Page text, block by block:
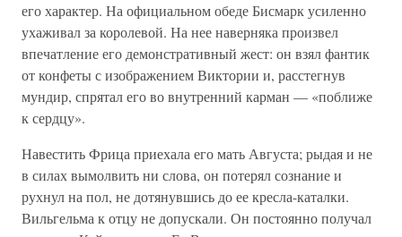
его характер. На официальном обеде Бисмарк усиленно
ухаживал за королевой. На нее наверняка произвел
впечатление его демонстративный жест: он взял фантик
от конфеты с изображением Виктории и, расстегнув
мундир, спрятал его во внутренний карман — «поближе
к сердцу».
Навестить Фрица приехала его мать Августа; рыдая и не
в силах вымолвить ни слова, он потерял сознание и
рухнул на пол, не дотянувшись до ее кресла-каталки.
Вильгельма к отцу не допускали. Он постоянно получал